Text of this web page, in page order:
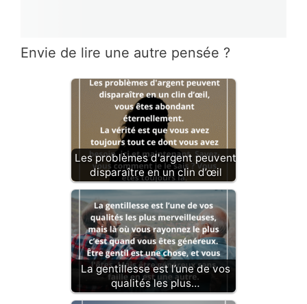
Envie de lire une autre pensée ?
Les problèmes d'argent peuvent
disparaître en un clin d’œil
La gentillesse est l’une de vos
qualités les plus…